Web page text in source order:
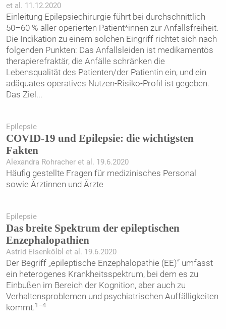
et al. 11.12.2020
Einleitung Epilepsiechirurgie führt bei durchschnittlich
50–60 % aller operierten Patient*innen zur Anfallsfreiheit.
Die Indikation zu einem solchen Eingriff richtet sich nach
folgenden Punkten: Das Anfallsleiden ist medikamentös
therapierefraktär, die Anfälle schränken die
Lebensqualität des Patienten/der Patientin ein, und ein
adäquates operatives Nutzen-Risiko-Profil ist gegeben.
Das Ziel...
Epilepsie
COVID-19 und Epilepsie: die wichtigsten
Fakten
Alexandra Rohracher et al. 19.6.2020
Häufig gestellte Fragen für medizinisches Personal
sowie Ärztinnen und Ärzte
Epilepsie
Das breite Spektrum der epileptischen
Enzephalopathien
Astrid Eisenkölbl et al. 19.6.2020
Der Begriff „epileptische Enzephalopathie (EE)“ umfasst
ein heterogenes Krankheitsspektrum, bei dem es zu
Einbußen im Bereich der Kognition, aber auch zu
Verhaltensproblemen und psychiatrischen Auffälligkeiten
kommt.1–4